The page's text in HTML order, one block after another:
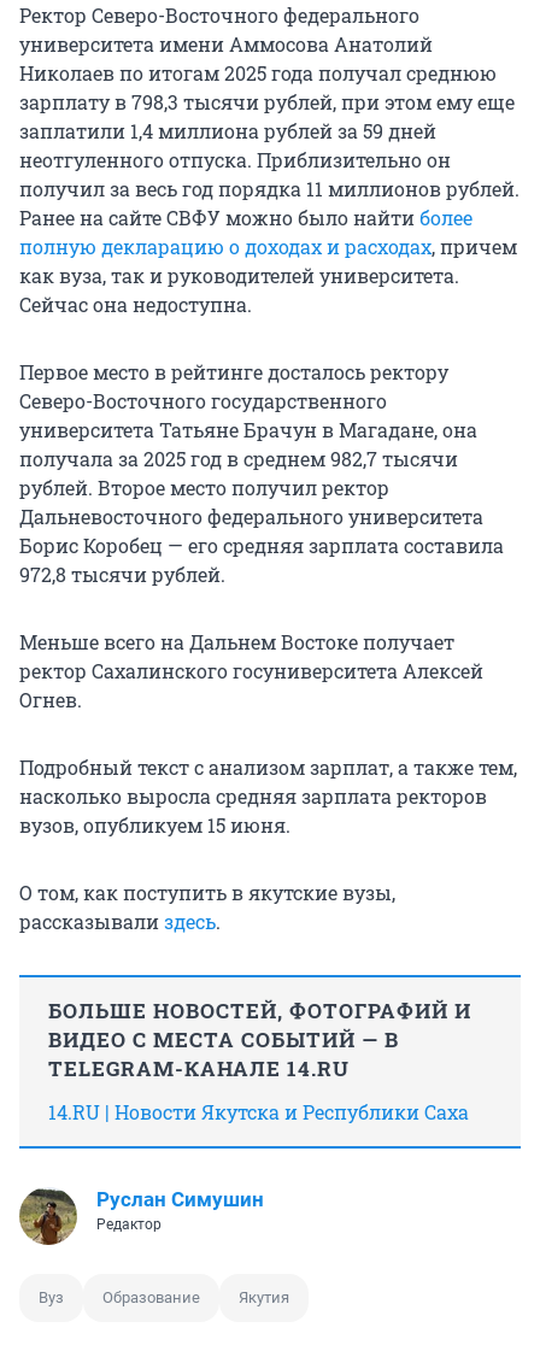
Ректор Северо-Восточного федерального
университета имени Аммосова Анатолий
Николаев по итогам 2025 года получал среднюю
зарплату в 798,3 тысячи рублей, при этом ему еще
заплатили 1,4 миллиона рублей за 59 дней
неотгуленного отпуска. Приблизительно он
получил за весь год порядка 11 миллионов рублей.
Ранее на сайте СВФУ можно было найтиболее
полную декларацию о доходах и расходах, причем
как вуза, так и руководителей университета.
Сейчас она недоступна.
Первое место в рейтинге досталось ректору
Северо-Восточного государственного
университета Татьяне Брачун в Магадане, она
получала за 2025 год в среднем 982,7 тысячи
рублей. Второе место получил ректор
Дальневосточного федерального университета
Борис Коробец — его средняя зарплата составила
972,8 тысячи рублей.
Меньше всего на Дальнем Востоке получает
ректор Сахалинского госуниверситета Алексей
Огнев.
Подробный текст с анализом зарплат, а также тем,
насколько выросла средняя зарплата ректоров
вузов, опубликуем 15 июня.
О том, как поступить в якутские вузы,
рассказывализдесь.
БОЛЬШЕ НОВОСТЕЙ, ФОТОГРАФИЙ И
ВИДЕО С МЕСТА СОБЫТИЙ — В
TELEGRAM-КАНАЛЕ 14.RU
14.RU | Новости Якутска и Республики Саха
Руслан Симушин
Редактор
Вуз Образование Якутия